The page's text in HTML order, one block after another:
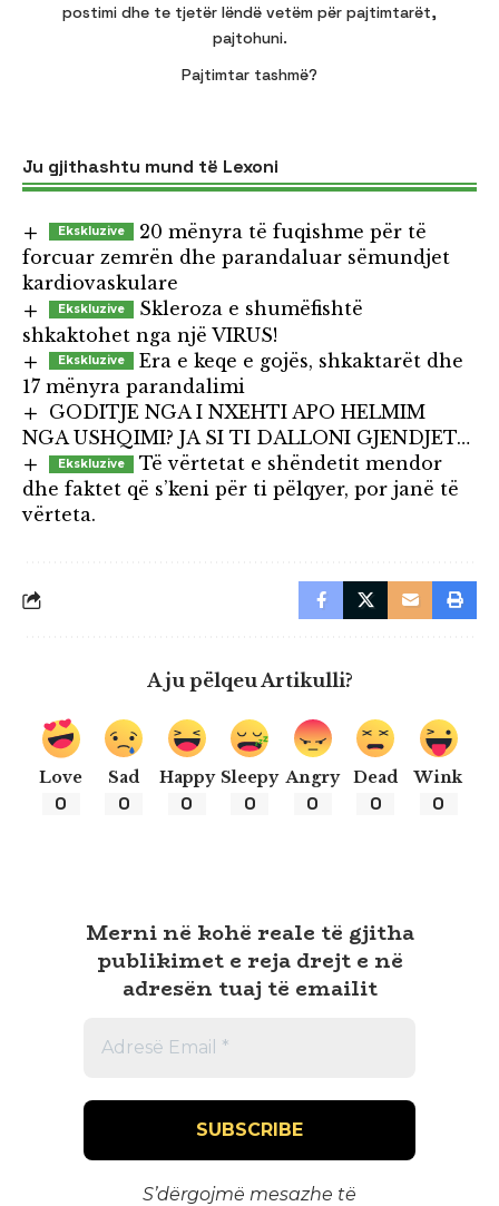
postimi dhe te tjetër lëndë vetëm për pajtimtarët,
pajtohuni.
Pajtimtar tashmë?
Ju gjithashtu mund të Lexoni
20 mënyra të fuqishme për të
forcuar zemrën dhe parandaluar sëmundjet
kardiovaskulare
Skleroza e shumëfishtë
shkaktohet nga një VIRUS!
Era e keqe e gojës, shkaktarët dhe
17 mënyra parandalimi
GODITJE NGA I NXEHTI APO HELMIM
NGA USHQIMI? JA SI TI DALLONI GJENDJET…
Të vërtetat e shëndetit mendor
dhe faktet që s’keni për ti pëlqyer, por janë të
vërteta.
A ju pëlqeu Artikulli?
Love
0
Sad
0
Happy
0
Sleepy
0
Angry
0
Dead
0
Wink
0
Merni në kohë reale të gjitha
publikimet e reja drejt e në
adresën tuaj të emailit
S’dërgojmë mesazhe të